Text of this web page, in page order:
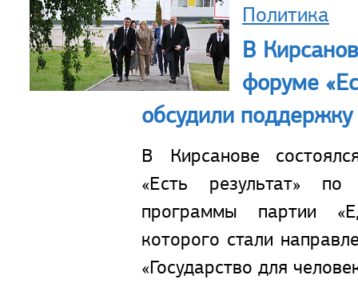
Политика
В
форуме
обсудили
В Кирсанове
«Есть результат»
программы партии
которого стали
«Государство для